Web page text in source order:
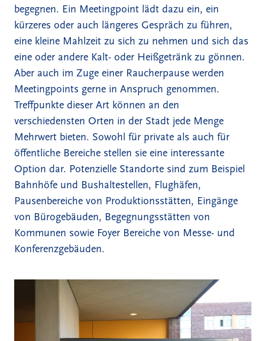
begegnen. Ein Meetingpoint lädt dazu ein, ein
kürzeres oder auch längeres Gespräch zu führen,
eine kleine Mahlzeit zu sich zu nehmen und sich das
eine oder andere Kalt- oder Heißgetränk zu gönnen.
Aber auch im Zuge einer Raucherpause werden
Meetingpoints gerne in Anspruch genommen.
Treffpunkte dieser Art können an den
verschiedensten Orten in der Stadt jede Menge
Mehrwert bieten. Sowohl für private als auch für
öffentliche Bereiche stellen sie eine interessante
Option dar. Potenzielle Standorte sind zum Beispiel
Bahnhöfe und Bushaltestellen, Flughäfen,
Pausenbereiche von Produktionsstätten, Eingänge
von Bürogebäuden, Begegnungsstätten von
Kommunen sowie Foyer Bereiche von Messe- und
Konferenzgebäuden.